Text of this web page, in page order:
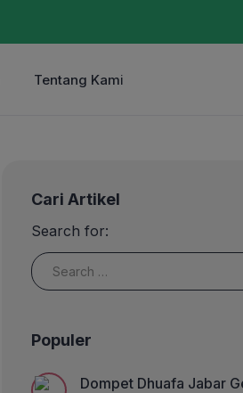
Tentang Kami
Cari Artikel
Search for:
Populer
Dompet Dhuafa Jabar